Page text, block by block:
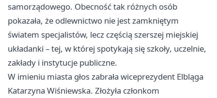
samorządowego. Obecność tak różnych osób
pokazała, że odlewnictwo nie jest zamkniętym
światem specjalistów, lecz częścią szerszej miejskiej
układanki – tej, w której spotykają się szkoły, uczelnie,
zakłady i instytucje publiczne.
W imieniu miasta głos zabrała wiceprezydent Elbląga
Katarzyna Wiśniewska. Złożyła członkom